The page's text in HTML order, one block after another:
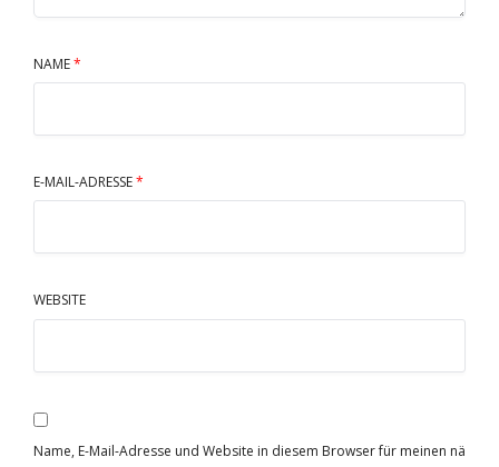
NAME*
E-MAIL-ADRESSE*
WEBSITE
Name, E-Mail-Adresse und Website in diesem Browser für meinen nä